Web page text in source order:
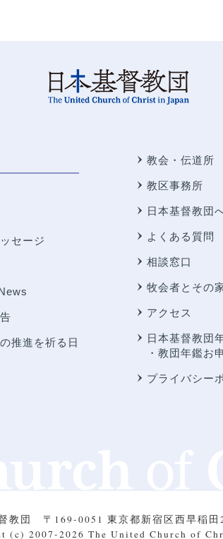
セージ
推進を祈る日
教会・伝道所
教区事務所
日本基督教団
よくある質問
相談窓口
牧会者とその
アクセス
日本基督教団
・教団年鑑お
プライバシー
教団 〒169-0051 東京都新宿区西早稲
(c) 2007-2026 The United Church of